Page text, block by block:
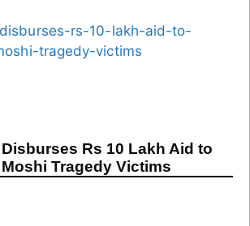
Rs 10 Lakh Aid to
Tragedy Victims